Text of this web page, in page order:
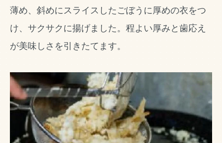
薄め、斜めにスライスしたごぼうに厚めの衣をつ
け、サクサクに揚げました。程よい厚みと歯応え
が美味しさを引きたてます。